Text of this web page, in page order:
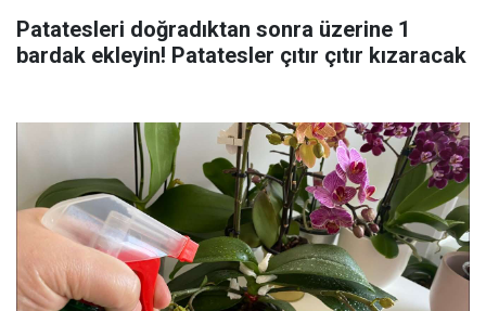
Patatesleri doğradıktan sonra üzerine 1
bardak ekleyin! Patatesler çıtır çıtır kızaracak